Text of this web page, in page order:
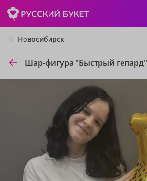
Новосибирск
Шар-фигура "Быстрый гепард"